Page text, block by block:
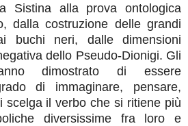
Sistina alla prova ontologica
dalla costruzione delle grandi
buchi neri, dalle dimensioni
dello Pseudo-Dionigi. Gli
dimostrato di essere
di immaginare, pensare,
scelga il verbo che si ritiene più
diversissime fra loro e